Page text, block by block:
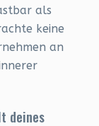
als
keine
an
deines